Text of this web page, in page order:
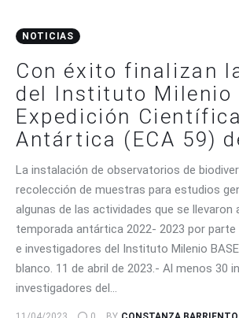
NOTICIAS
Con éxito finalizan
del Instituto Milenio
Expedición Científica
Antártica (ECA 59)
La instalación de observatorios de
recolección de muestras para estudios
algunas de las actividades que se llevaron
temporada antártica 2022- 2023 por
e investigadores del Instituto Milenio
blanco. 11 de abril de 2023.- Al menos 30
investigadores del…